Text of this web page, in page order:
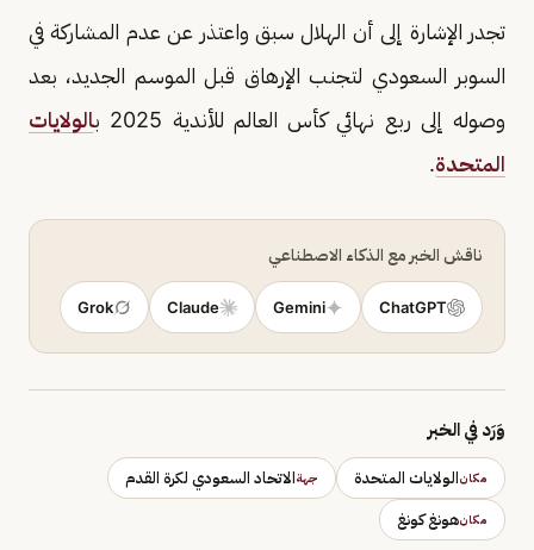
تجدر الإشارة إلى أن الهلال سبق واعتذر عن عدم المشاركة في
السوبر السعودي لتجنب الإرهاق قبل الموسم الجديد، بعد
وصوله إلى ربع نهائي كأس العالم للأندية 2025 ب
الولايات
المتحدة.
ناقش الخبر مع الذكاء الاصطناعي
ChatGPT
Gemini
Claude
Grok
وَرَد في الخبر
مكانالولايات المتحدة جهةالاتحاد السعودي لكرة القدم
مكانهونغ كونغ